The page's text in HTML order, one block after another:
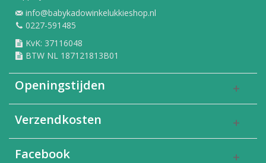
info@babykadowinkelukkieshop.nl
0227-591485
KvK: 37116048
BTW NL 187121813B01
Openingstijden
Verzendkosten
Facebook